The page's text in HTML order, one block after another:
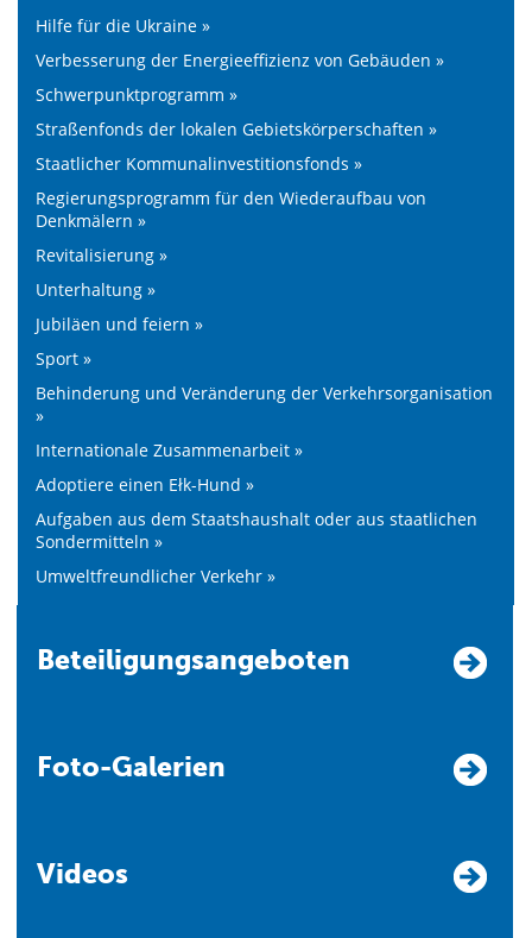
Hilfe für die Ukraine »
Verbesserung der Energieeffizienz von Gebäuden »
Schwerpunktprogramm »
Straßenfonds der lokalen Gebietskörperschaften »
Staatlicher Kommunalinvestitionsfonds »
Regierungsprogramm für den Wiederaufbau von
Denkmälern »
Revitalisierung »
Unterhaltung »
Jubiläen und feiern »
Sport »
Behinderung und Veränderung der Verkehrsorganisation
»
Internationale Zusammenarbeit »
Adoptiere einen Ełk-Hund »
Aufgaben aus dem Staatshaushalt oder aus staatlichen
Sondermitteln »
Umweltfreundlicher Verkehr »
Beteiligungsangeboten
Foto-Galerien
Videos